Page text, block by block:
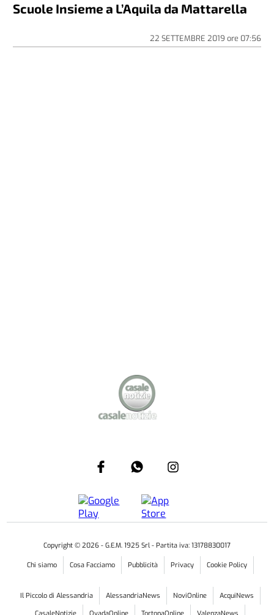
Scuole Insieme a L’Aquila da Mattarella
22 SETTEMBRE 2019 ore 07:56
Copyright © 2026 - G.E.M. 1925 Srl - Partita iva: 13178830017
Chi siamo Cosa Facciamo Pubblicità Privacy Cookie Policy
Il Piccolo di Alessandria AlessandriaNews NoviOnline
AcquiNews